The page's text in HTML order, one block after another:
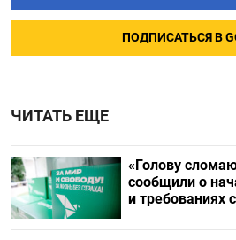
ПОДПИСАТЬСЯ В
ЧИТАТЬ ЕЩЕ
«Голову
сообщили о
и требованиях